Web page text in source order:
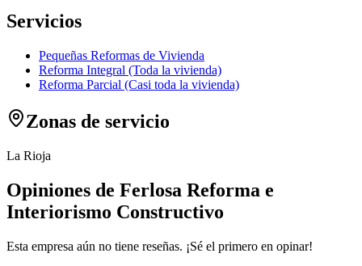
Servicios
Pequeñas Reformas de Vivienda
Reforma Integral (Toda la vivienda)
Reforma Parcial (Casi toda la vivienda)
Zonas de servicio
La Rioja
Opiniones de Ferlosa Reforma e
Interiorismo Constructivo
Esta empresa aún no tiene reseñas. ¡Sé el primero en opinar!